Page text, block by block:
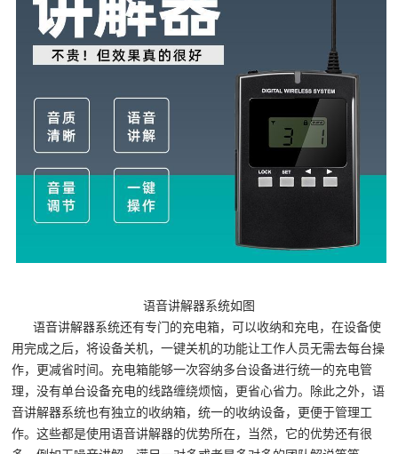
语音讲解器系统如图
语音讲解器系统还有专门的充电箱，可以收纳和充电，在设备使
用完成之后，将设备关机，一键关机的功能让工作人员无需去每台操
作，更减省时间。充电箱能够一次容纳多台设备进行统一的充电管
理，没有单台设备充电的线路缠绕烦恼，更省心省力。除此之外，语
音讲解器系统也有独立的收纳箱，统一的收纳设备，更便于管理工
作。这些都是使用语音讲解器的优势所在，当然，它的优势还有很